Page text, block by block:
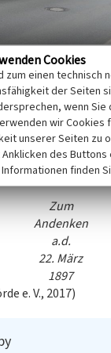
- an der
jährigen
Torbogen-
Zum
Andenken
a.d.
22. März
1897
e. V., 2017)
Cookies
zum einen technisch
der Seiten
wenn
wir Cookies
unserer Seiten zu
des
finden